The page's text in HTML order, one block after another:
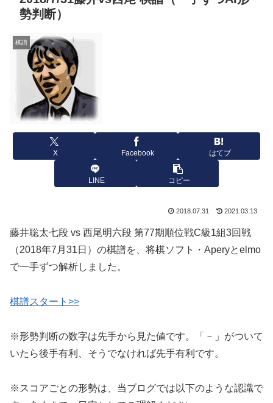
勢判断）
棋譜
X Facebook はてブ
LINE コピー
2018.07.31 2021.03.13
藤井聡太七段 vs 西尾明六段 第77期順位戦C級1組3回戦
（2018年7月31日）の棋譜を、将棋ソフト・Aperyとelmo
で一手ずつ解析しました。
棋譜スタート>>
※形勢判断の数字は先手から見た値です。「－」がついて
いたら後手有利、そうでなければ先手有利です。
※スコアごとの形勢は、当ブログでは以下のような認識で